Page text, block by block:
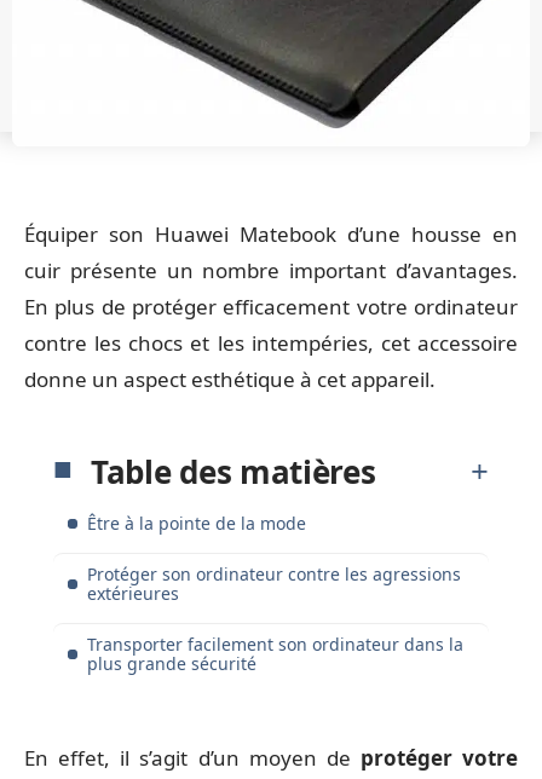
Équiper son Huawei Matebook d’une housse en
cuir présente un nombre important d’avantages.
En plus de protéger efficacement votre ordinateur
contre les chocs et les intempéries, cet accessoire
donne un aspect esthétique à cet appareil.
Table des matières
Être à la pointe de la mode
Protéger son ordinateur contre les agressions
extérieures
Transporter facilement son ordinateur dans la
plus grande sécurité
En effet, il s’agit d’un moyen de protéger votre